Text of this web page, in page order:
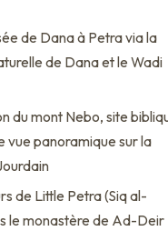
de Dana à Petra via la
de Dana et le Wadi
du mont Nebo, site
vue panoramique sur la
de Little Petra (Siq al-
le monastère de Ad-Deir